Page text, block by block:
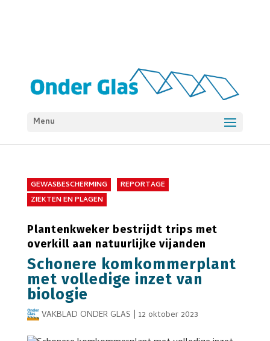
Menu
GEWASBESCHERMING
REPORTAGE
ZIEKTEN EN PLAGEN
Plantenkweker bestrijdt trips met
overkill aan natuurlijke vijanden
Schonere komkommerplant
met volledige inzet van
biologie
VAKBLAD ONDER GLAS | 12 oktober 2023